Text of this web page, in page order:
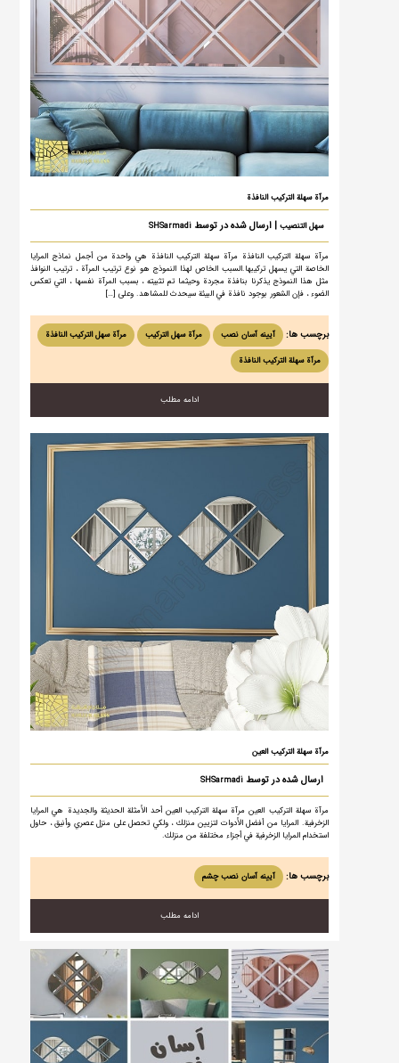
مرآة سهلة التركيب النافذة
سهل التنصيب | ارسال شده در توسطSHSarmadi
مرآة سهلة التركيب النافذة مرآة سهلة التركيب النافذة هي واحدة من أجمل نماذج المرايا
الخاصة التي يسهل تركيبها.السبب الخاص لهذا النموذج هو نوع ترتيب المرآة ، ترتيب النوافذ
مثل هذا النموذج يذكرنا بنافذة مجردة وحيثما تم تثبيته ، بسبب المرآة نفسها ، التي تعكس
الضوء ، فإن الشعور بوجود نافذة في البيئة سيحدث للمشاهد. وعلى […]
برچسب ها: آیینه آسان نصب مرآة سهل التركيب مرآة سهل التركيب النافذة
مرآة سهلة التركيب النافذة
ادامه مطلب
مرآة سهلة التركيب العين
ارسال شده در توسطSHSarmadi
مرآة سهلة التركيب العين مرآة سهلة التركيب العين أحد الأمثلة الحديثة والجديدة هي المرايا
الزخرفية. المرايا من أفضل الأدوات لتزيين منزلك ، ولكي تحصل على منزل عصري وأنيق ، حاول
استخدام المرايا الزخرفية في أجزاء مختلفة من منزلك.
برچسب ها: آیینه آسان نصب چشم
ادامه مطلب